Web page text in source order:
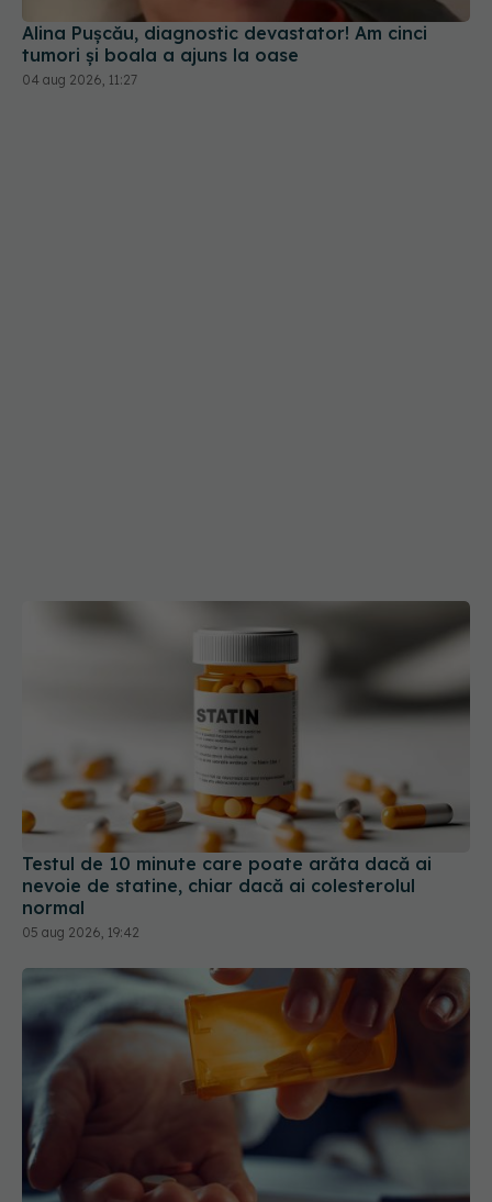
Alina Pușcău, diagnostic devastator! Am cinci
tumori și boala a ajuns la oase
04 aug 2026, 11:27
Testul de 10 minute care poate arăta dacă ai
nevoie de statine, chiar dacă ai colesterolul
normal
05 aug 2026, 19:42